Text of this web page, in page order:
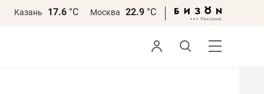
Казань 17.6 °С Москва 22.9 °С